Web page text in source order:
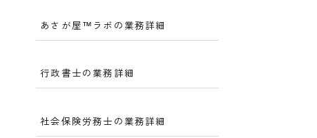
あさが屋™ラボの業務詳細
行政書士の業務詳細
社会保険労務士の業務詳細